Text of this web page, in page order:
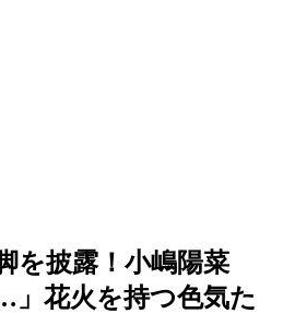
を披露！小嶋陽菜
」花火を持つ色気た